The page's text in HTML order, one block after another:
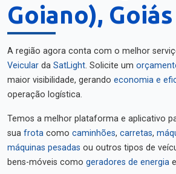
Goiano), Goiás
A região agora conta com o melhor
Veicular da SatLight. Solicite um
maior visibilidade, gerando economia e
operação logística.
Temos a melhor plataforma e aplicativo
sua frota como caminhões, carretas,
máquinas pesadas ou outros tipos de
bens-móveis como geradores de energia e